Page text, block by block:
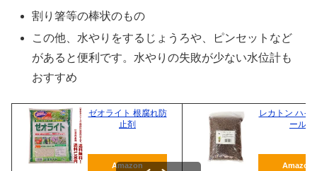
割り箸等の棒状のもの
この他、水やりをするじょうろや、ピンセットなど
があると便利です。水やりの失敗が少ない水位計も
おすすめ
ゼオライト 根腐れ防
止剤
Amazon
レカトン ハイ
ール
Amazon